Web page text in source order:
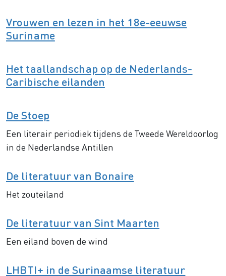
Vrouwen en lezen in het 18e-eeuwse
Suriname
Het taallandschap op de Nederlands-
Caribische eilanden
De Stoep
Een literair periodiek tijdens de Tweede Wereldoorlog
in de Nederlandse Antillen
De literatuur van Bonaire
Het zouteiland
De literatuur van Sint Maarten
Een eiland boven de wind
LHBTI+ in de Surinaamse literatuur